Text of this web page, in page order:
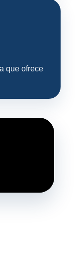
que ofrece